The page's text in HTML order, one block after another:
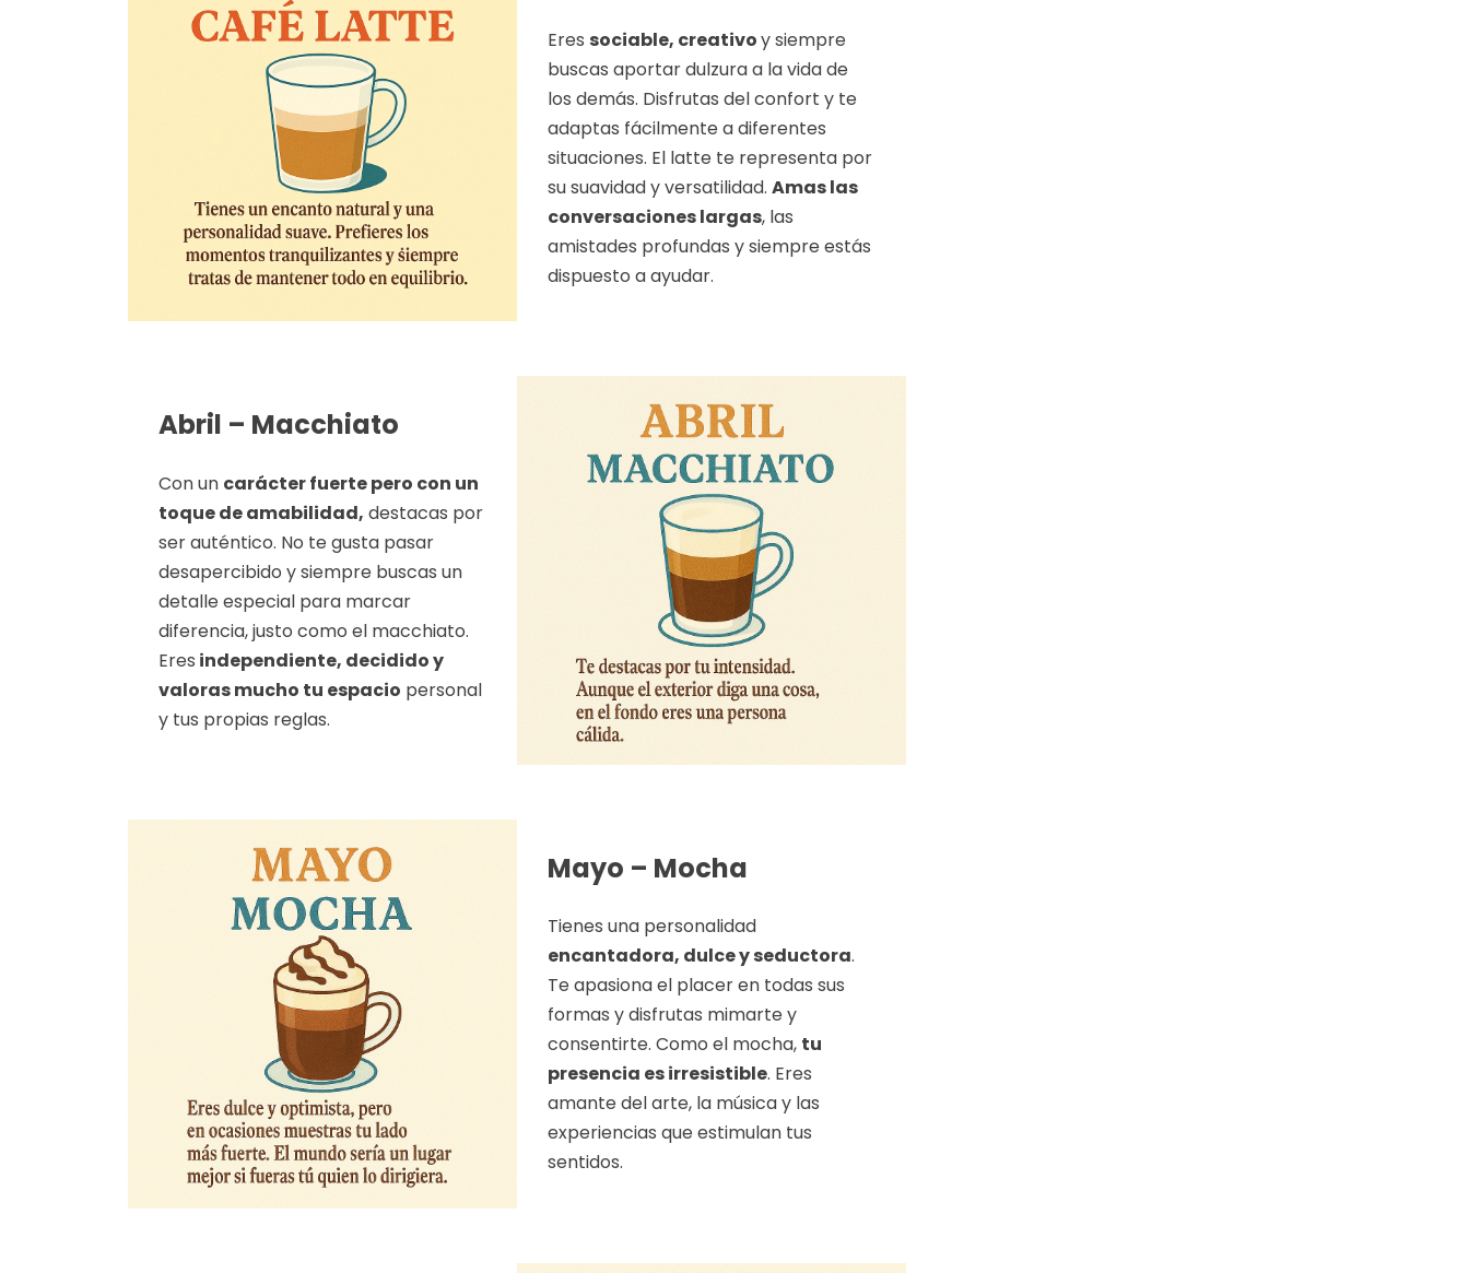
Eres sociable, creativoy siempre
buscas aportar dulzura a la vida de
los demás. Disfrutas del confort y te
adaptas fácilmente a diferentes
situaciones. El latte te representa por
su suavidad y versatilidad.Amas las
conversaciones largas, las
amistades profundas y siempre estás
dispuesto a ayudar.
Abril – Macchiato
Con un carácter fuerte pero con un
toque de amabilidad, destacas por
ser auténtico. No te gusta pasar
desapercibido y siempre buscas un
detalle especial para marcar
diferencia, justo como el macchiato.
Eres independiente, decidido y
valoras mucho tu espacio personal
y tus propias reglas.
Mayo – Mocha
Tienes una personalidad
encantadora, dulce y seductora.
Te apasiona el placer en todas sus
formas y disfrutas mimarte y
consentirte. Como el mocha, tu
presencia es irresistible. Eres
amante del arte, la música y las
experiencias que estimulan tus
sentidos.